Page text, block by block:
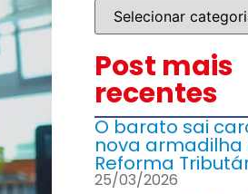
Post mais
recentes
O barato sai
nova armadilha
Reforma
25/03/2026